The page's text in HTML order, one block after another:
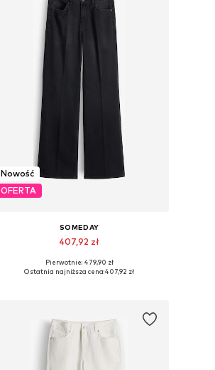
Nowość
OFERTA
SOMEDAY
407,92 zł
Dostępne w różnych rozmiarach
Pierwotnie: 479,90 zł
Ostatnia najniższa cena:407,92 zł